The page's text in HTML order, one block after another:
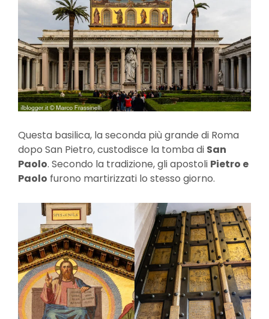
Questa basilica, la seconda più grande di Roma
dopo San Pietro, custodisce la tomba di San
Paolo. Secondo la tradizione, gli apostoli Pietro e
Paolo furono martirizzati lo stesso giorno.